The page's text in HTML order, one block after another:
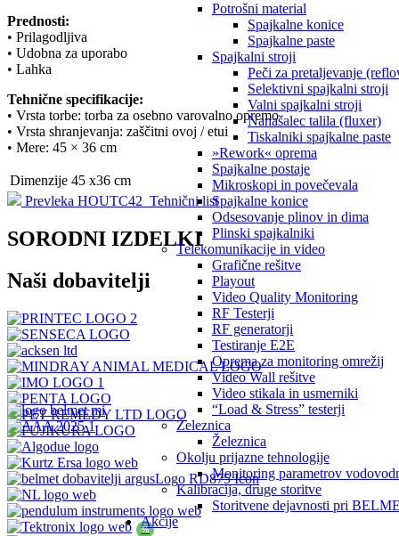
Potrošni material
Spajkalne konice
Spajkalne paste
Spajkalni stroji
Peči za pretaljevanje
Selektivni spajkalni stroji
Valni spajkalni stroji
Nanašalec talila (fluxer)
Tiskalniki spajkalne paste
»Rework« oprema
Spajkalne postaje
Mikroskopi in povečevala
Spajkalne konice
Odsesovanje plinov in dima
Plinski spajkalniki
Telekomunikacije in video
Grafične rešitve
Playout
Video Quality Monitoring
RF Testerji
RF generatorji
Testiranje E2E
Oprema za monitoring omrežij
Video Wall rešitve
Video stikala in usmerniki
“Load & Stress” testerji
Železnica
Železnica
Okolju prijazne tehnologije
Monitoring parametrov
Kalibracija, druge storitve
Storitvene dejavnosti pri
Akcije
%
Prednosti:
• Prilagodljiva
• Udobna za uporabo
• Lahka
Tehnične specifikacije:
• Vrsta torbe: torba za osebno varovalno opremo
• Vrsta shranjevanja: zaščitni ovoj / etui
• Mere: 45 × 36 cm
Dimenzije 45 x36 cm
Prevleka HOUTC42_Tehnični list
SORODNI IZDELKI
Naši dobavitelji